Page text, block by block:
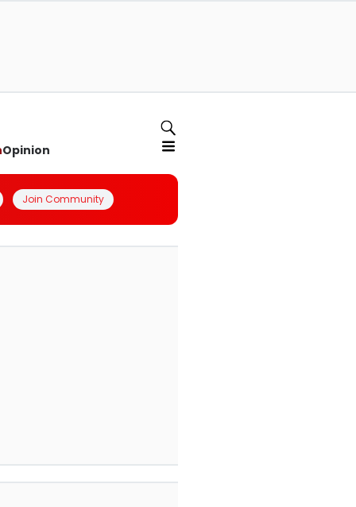
Opinion
Join Community